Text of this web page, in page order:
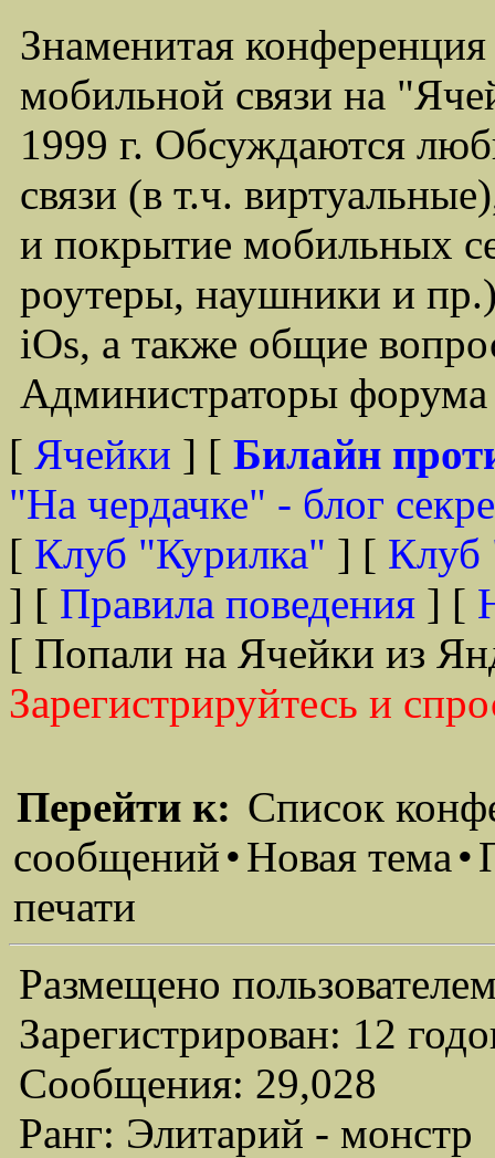
Знаменитая
мобильной связи на
1999 г. Обсуждаются
связи (в т.ч.
и покрытие мобильных
роутеры, наушники и
iOs, а также общие
Администраторы
[ Ячейки ] [ Билайн
"На чердачке" - блог
[ Клуб "Курилка" ] [ Клуб
] [ Правила поведения ] [
[ Попали на Ячейки из
Зарегистрируйтесь и
Перейти к: Список
сообщений•Новая тема•
печати
Размещено
Зарегистрирован: 12
Сообщения: 29,028
Ранг: Элитарий - монстр